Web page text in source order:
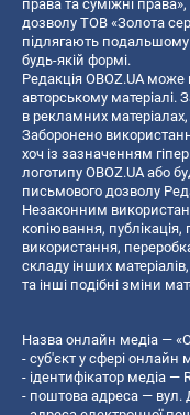
права та суміжні
дозволу ТОВ «Золота
підлягають
будь-якій формі.
Редакція OBOZ.UA може
авторському матеріалі.
в рекламних
Заборонено
хоч із зазначенням
логотипу OBOZ.UA або
письмового дозволу
Незаконним
копiювання, публiкацiя,
використання,
складу інших
та інші подібні зміни
Назва онлайн медіа —
- суб'єкт у сфері онлайн
- ідентифікатор медіа —
- поштова адреса — вул.